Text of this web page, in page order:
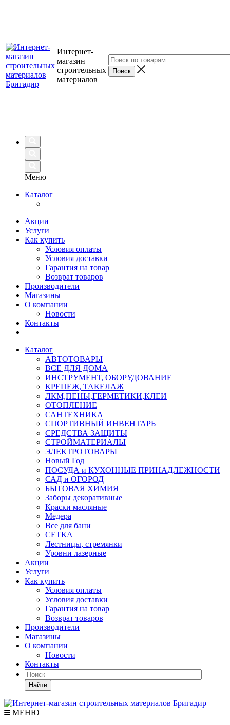
Интернет-
магазин
строительных
материалов
Меню
Каталог
Акции
Услуги
Как купить
Условия оплаты
Условия доставки
Гарантия на товар
Возврат товаров
Производители
Магазины
О компании
Новости
Контакты
Каталог
АВТОТОВАРЫ
ВСЕ ДЛЯ ДОМА
ИНСТРУМЕНТ, ОБОРУДОВАНИЕ
КРЕПЕЖ, ТАКЕЛАЖ
ЛКМ,ПЕНЫ,ГЕРМЕТИКИ,КЛЕИ
ОТОПЛЕНИЕ
САНТЕХНИКА
СПОРТИВНЫЙ ИНВЕНТАРЬ
СРЕДСТВА ЗАЩИТЫ
СТРОЙМАТЕРИАЛЫ
ЭЛЕКТРОТОВАРЫ
Новый Год
ПОСУДА и КУХОННЫЕ ПРИНАДЛЕЖНОСТИ
САД и ОГОРОД
БЫТОВАЯ ХИМИЯ
Заборы декоративные
Краски масляные
Медера
Все для бани
СЕТКА
Лестницы, стремянки
Уровни лазерные
Акции
Услуги
Как купить
Условия оплаты
Условия доставки
Гарантия на товар
Возврат товаров
Производители
Магазины
О компании
Новости
Контакты
Найти
МЕНЮ